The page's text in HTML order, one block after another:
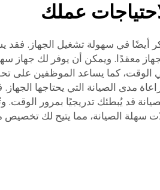
عملك
أيضًا في سهولة تشغيل الجهاز. فقد
معقدًا. ويمكن أن يوفر لك جهاز
الوقت، كما يساعد الموظفين على
مدى الصيانة التي يحتاجها
سهلة الصيانة، مما يتيح لك تخصيص